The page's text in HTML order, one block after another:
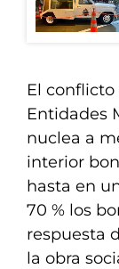
El
Entidades
nuclea a
interior
hasta en
70 % los
respuesta
la obra